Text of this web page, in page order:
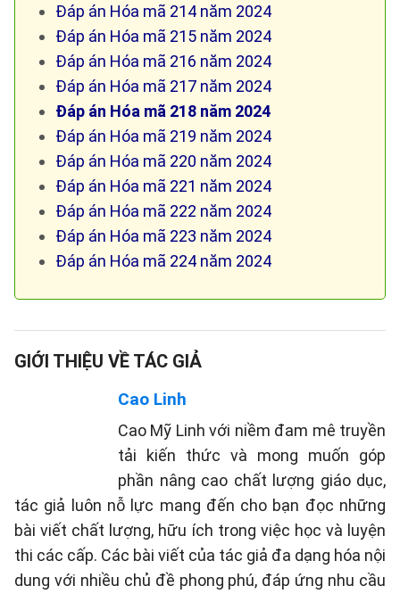
Đáp án Hóa mã 214 năm 2024
Đáp án Hóa mã 215 năm 2024
Đáp án Hóa mã 216 năm 2024
Đáp án Hóa mã 217 năm 2024
Đáp án Hóa mã 218 năm 2024
Đáp án Hóa mã 219 năm 2024
Đáp án Hóa mã 220 năm 2024
Đáp án Hóa mã 221 năm 2024
Đáp án Hóa mã 222 năm 2024
Đáp án Hóa mã 223 năm 2024
Đáp án Hóa mã 224 năm 2024
GIỚI THIỆU VỀ TÁC GIẢ
Cao Linh
Cao Mỹ Linh với niềm đam mê truyền
tải kiến thức và mong muốn góp
phần nâng cao chất lượng giáo dục,
tác giả luôn nỗ lực mang đến cho bạn đọc những
bài viết chất lượng, hữu ích trong việc học và luyện
thi các cấp. Các bài viết của tác giả đa dạng hóa nội
dung với nhiều chủ đề phong phú, đáp ứng nhu cầu